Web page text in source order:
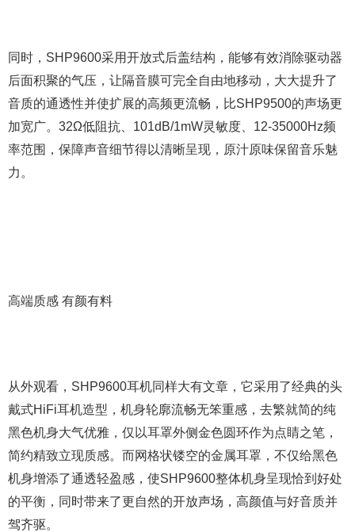
同时，SHP9600采用开放式后盖结构，能够有效消除驱动器
后面积聚的气压，让隔音膜可完全自由地移动，大大提升了
音质的通透性并使扩展的高频更流畅，比SHP9500的声场更
加宽广。32Ω低阻抗、101dB/1mW灵敏度、12-35000Hz频
率范围，保障声音细节得以清晰呈现，原汁原味保留音乐魅
力。
高端质感 有颜有料
从外观看，SHP9600耳机同样大有文章，它采用了经典的头
戴式HiFi耳机造型，机身轮廓流畅无笨重感，去繁就简的纯
黑色机身大气优雅，仅以耳罩外侧金色圆环作为点睛之笔，
简约精致立现质感。而网格状镂空的金属耳罩，不仅给黑色
机身增添了通透轻盈感，使SHP9600整体机身呈现恰到好处
的平衡，同时带来了更自然的开放声场，高颜值与好音质并
驾齐驱。